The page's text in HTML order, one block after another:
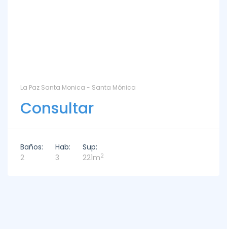
La Paz Santa Monica - Santa Mónica
Consultar
Baños:
2
Hab:
3
Sup:
221m2